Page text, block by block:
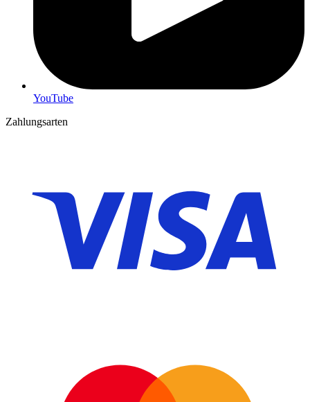
YouTube
Zahlungsarten